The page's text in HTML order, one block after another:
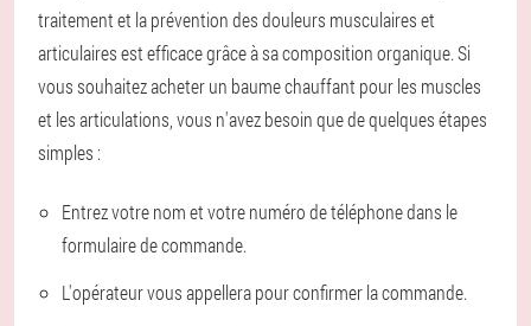
traitement et la prévention des douleurs musculaires et
articulaires est efficace grâce à sa composition organique. Si
vous souhaitez acheter un baume chauffant pour les muscles
et les articulations, vous n'avez besoin que de quelques étapes
simples :
Entrez votre nom et votre numéro de téléphone dans le
formulaire de commande.
L'opérateur vous appellera pour confirmer la commande.